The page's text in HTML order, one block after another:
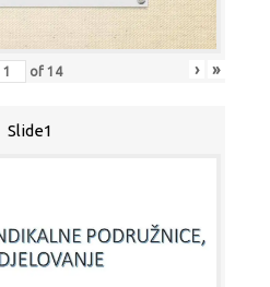
of 14 › »
Slide1